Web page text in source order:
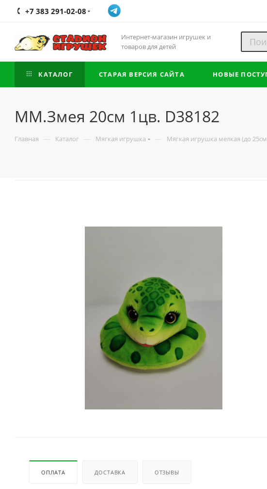
+7 383 291-02-08
Интернет-магазин игрушек и
товаров для детей
КАТАЛОГ СТАРАЯ ВЕРСИЯ САЙТА НОВЫЕ
ММ.Змея 20см 1цв. D38182
Главная — Каталог — Мягкая игрушка — Мягкая игрушка мелкая (до
ОПЛАТА ДОСТАВКА ОТЗЫВЫ